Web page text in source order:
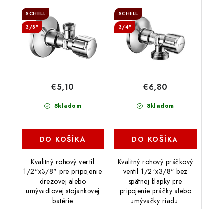
ventil, 052120699
SCHELL
3/8"
Skladom
€5,10
DO KOŠÍKA
Kvalitný rohový ventil
1/2"x3/8" pre pripojenie
drezovej alebo
umývadlovej stojankovej
batérie
033000699
SCHELL
3/4"
Skladom
€6,80
DO KOŠÍKA
Kvalitný rohový práčkový
ventil 1/2"x3/8" bez
spätnej klapky pre
pripojenie práčky alebo
umývačky riadu